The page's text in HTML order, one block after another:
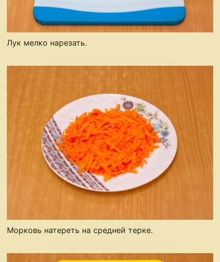
Лук мелко нарезать.
Морковь натереть на средней терке.